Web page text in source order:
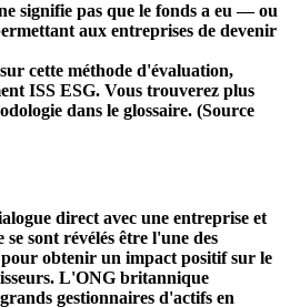
signifie pas que le fonds a eu — ou
aux entreprises de devenir
cette méthode d'évaluation,
ISS ESG. Vous trouverez plus
dans le glossaire. (Source
direct avec une entreprise et
sont révélés être l'une des
pour obtenir un impact positif sur le
L'ONG britannique
gestionnaires d'actifs en